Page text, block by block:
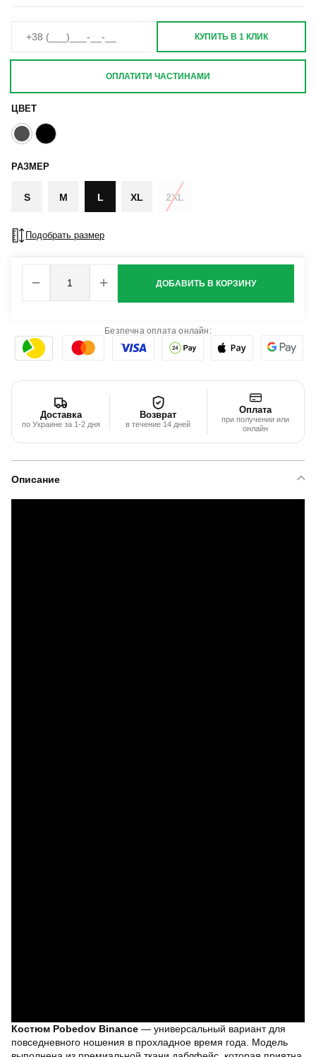
ЦВЕТ
РАЗМЕР
S M L XL 2XL
Подобрать размер
ДОБАВИТЬ В КОРЗИНУ
КУПИТЬ В 1 КЛИК
ОПЛАТИТИ ЧАСТИНАМИ
Безпечна оплата онлайн:
Доставка
по Украине за 1-2 дня
Возврат
в течение 14 дней
Оплата
при получении или
онлайн
Описание
Костюм Pobedov Binance — универсальный вариант для
повседневного ношения в прохладное время года. Модель